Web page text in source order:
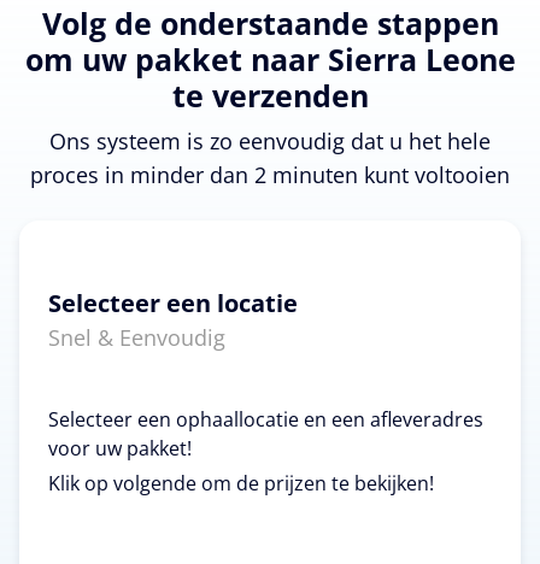
Volg de onderstaande stappen
om uw pakket naar Sierra Leone
te verzenden
Ons systeem is zo eenvoudig dat u het hele
proces in minder dan 2 minuten kunt voltooien
Selecteer een locatie
Snel & Eenvoudig
Selecteer een ophaallocatie en een afleveradres
voor uw pakket!
Klik op volgende om de prijzen te bekijken!